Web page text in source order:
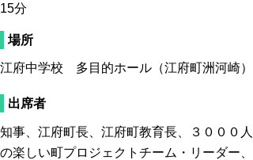
15分
場所
江府中学校 多目的ホール（江府町洲河崎）
出席者
知事、江府町長、江府町教育長、３０００人
の楽しい町プロジェクトチーム・リーダー、